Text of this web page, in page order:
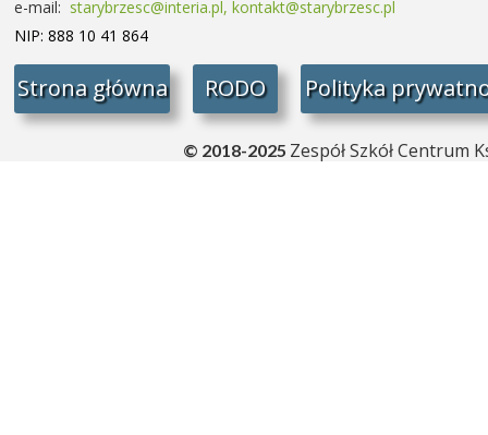
Strona główna Polityka
RODO
e-mail: starybrzesc@interia.pl, kontakt@starybrzesc.pl
NIP: 888 10 41 864
© 2018-2025 Zespół Szkół Centrum